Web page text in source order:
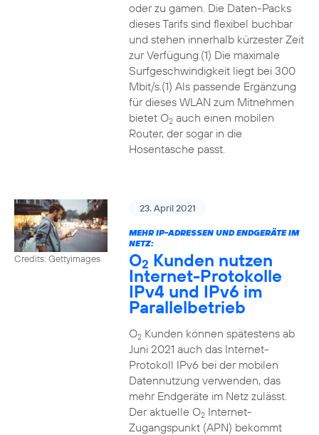
oder zu gamen. Die Daten-Packs
dieses Tarifs sind flexibel buchbar
und stehen innerhalb kürzester Zeit
zur Verfügung.(1) Die maximale
Surfgeschwindigkeit liegt bei 300
Mbit/s.(1) Als passende Ergänzung
für dieses WLAN zum Mitnehmen
bietet O2auch einen mobilen
Router, der sogar in die
Hosentasche passt.
Credits: Gettyimages
23. April 2021
MEHR IP-ADRESSEN UND ENDGERÄTE IM
NETZ:
O2 Kunden nutzen
Internet-Protokolle
IPv4 und IPv6 im
Parallelbetrieb
O2Kunden können spätestens ab
Juni 2021 auch das Internet-
Protokoll IPv6 bei der mobilen
Datennutzung verwenden, das
mehr Endgeräte im Netz zulässt.
Der aktuelle O2Internet-
Zugangspunkt (APN) bekommt